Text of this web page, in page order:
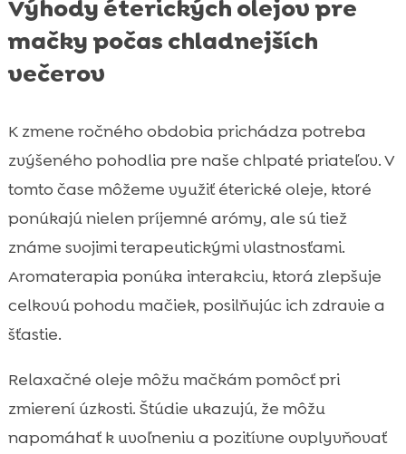
Výhody éterických olejov pre
mačky počas chladnejších
večerov
K zmene ročného obdobia prichádza potreba
zvýšeného pohodlia pre naše chlpaté priateľov. V
tomto čase môžeme využiť éterické oleje, ktoré
ponúkajú nielen príjemné arómy, ale sú tiež
známe svojimi terapeutickými vlastnosťami.
Aromaterapia ponúka interakciu, ktorá zlepšuje
celkovú pohodu mačiek, posilňujúc ich zdravie a
šťastie.
Relaxačné oleje môžu mačkám pomôcť pri
zmierení úzkosti. Štúdie ukazujú, že môžu
napomáhať k uvoľneniu a pozitívne ovplyvňovať